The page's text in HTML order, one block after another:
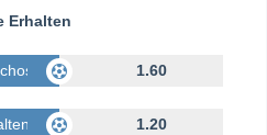
Erhalten
1.60
1.20